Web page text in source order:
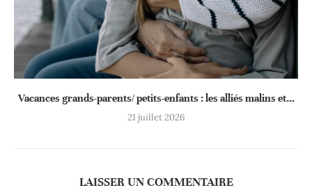
Vacances grands-parents/ petits-enfants : les alliés malins et...
21 juillet 2026
LAISSER UN COMMENTAIRE